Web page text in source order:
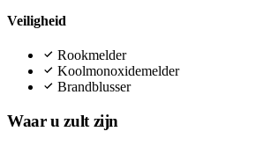
Veiligheid
Rookmelder
Koolmonoxidemelder
Brandblusser
Waar u zult zijn